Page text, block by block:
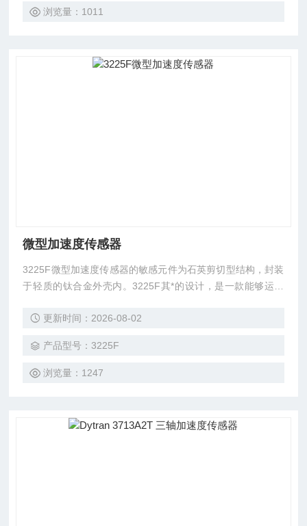
一6米缆绳。它可以由它灵活和坚固性缆绳登上。 系
浏览量：1011
微型加速度传感器
3225F微型加速度传感器的敏感元件为石英剪切型结构，封装
于轻质的钛合金外壳内。3225F其*的设计，是一款能够运行
更新时间：2026-08-02
产品型号：3225F
浏览量：1247